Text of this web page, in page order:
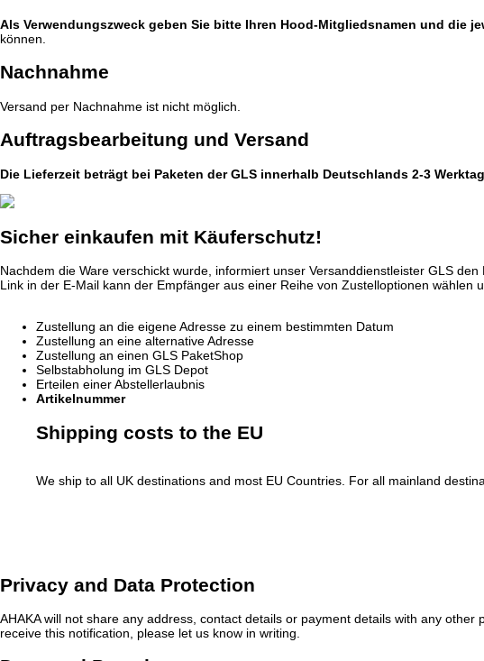
Als Verwendungszweck geben Sie bitte Ihren Hood-Mitgliedsnamen und die
können.
Nachnahme
Versand per Nachnahme ist nicht möglich.
Auftragsbearbeitung und Versand
Die Lieferzeit beträgt bei Paketen der GLS innerhalb Deutschlands 2-3
Sicher einkaufen mit Käuferschutz!
Nachdem die Ware verschickt wurde, informiert unser Versanddienstleister GLS
Link in der E-Mail kann der Empfänger aus einer Reihe von Zustelloptionen wählen
Zustellung an die eigene Adresse zu einem bestimmten Datum
Zustellung an eine alternative Adresse
Zustellung an einen GLS PaketShop
Selbstabholung im GLS Depot
Erteilen einer Abstellerlaubnis
Artikelnummer
Shipping costs to the EU
We ship to all UK destinations and most EU Countries. For all mainland
Privacy and Data Protection
AHAKA will not share any address, contact details or payment details with any
receive this notification, please let us know in writing.